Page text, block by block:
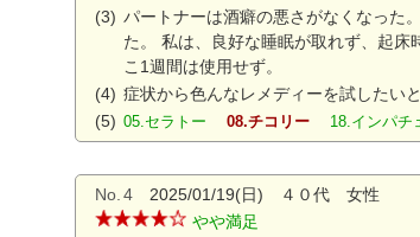
(3) パートナーは酒癖の悪さがなくなった
た。 私は、良好な睡眠が取れず、起床
こ1週間は使用せず。
(4) 症状から色んなレメディーを試したい
(5) 05.セラトー08.チコリー 18.インパ
No. 4 2025/01/19(日) ４０代 女性
やや満足